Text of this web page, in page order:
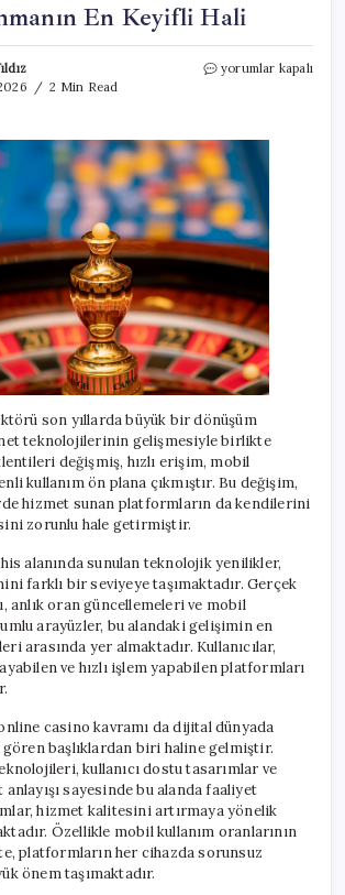
En Keyifli Hali
2 Min Read
Para
Hali
için
yorumlar kapalı
son yıllarda büyük bir dönüşüm
teknolojilerinin gelişmesiyle birlikte
değişmiş, hızlı erişim, mobil
kullanım ön plana çıkmıştır. Bu değişim,
hizmet sunan platformların da kendilerini
zorunlu hale getirmiştir.
alanında sunulan teknolojik yenilikler,
farklı bir seviyeye taşımaktadır. Gerçek
anlık oran güncellemeleri ve mobil
arayüzler, bu alandaki gelişimin en
arasında yer almaktadır. Kullanıcılar,
ve hızlı işlem yapabilen platformları
casino kavramı da dijital dünyada
başlıklardan biri haline gelmiştir.
kullanıcı dostu tasarımlar ve
sayesinde bu alanda faaliyet
hizmet kalitesini artırmaya yönelik
Özellikle mobil kullanım oranlarının
platformların her cihazda sorunsuz
önem taşımaktadır.